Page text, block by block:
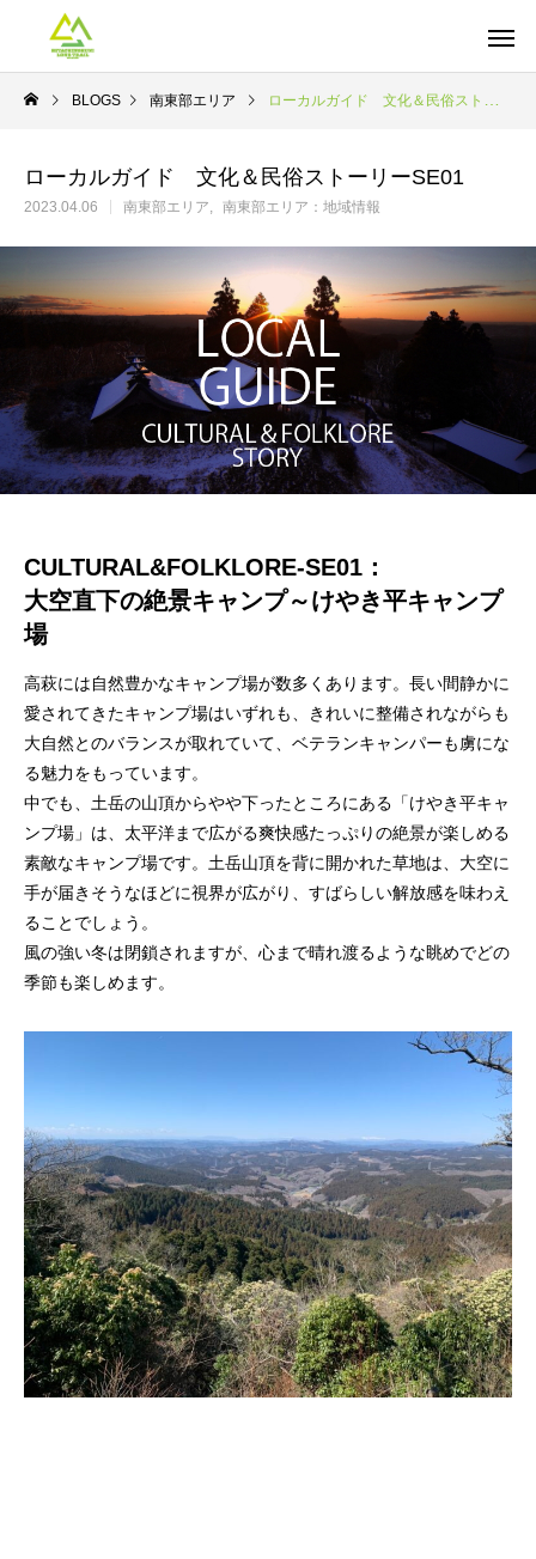
BLOGS 南東部エリア ローカルガイド 文化＆民俗ストーリーSE01
ローカルガイド 文化＆民俗ストーリーSE01
2023.04.06 南東部エリア 南東部エリア：地域情報
CULTURAL&FOLKLORE-SE01：
大空直下の絶景キャンプ～けやき平キャンプ
場
高萩には自然豊かなキャンプ場が数多くあります。長い間静かに
愛されてきたキャンプ場はいずれも、きれいに整備されながらも
大自然とのバランスが取れていて、ベテランキャンパーも虜にな
る魅力をもっています。
中でも、土岳の山頂からやや下ったところにある「けやき平キャ
ンプ場」は、太平洋まで広がる爽快感たっぷりの絶景が楽しめる
素敵なキャンプ場です。土岳山頂を背に開かれた草地は、大空に
手が届きそうなほどに視界が広がり、すばらしい解放感を味わえ
ることでしょう。
風の強い冬は閉鎖されますが、心まで晴れ渡るような眺めでどの
季節も楽しめます。